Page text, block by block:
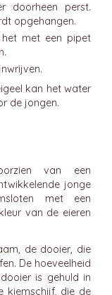
doorheen perst.
opgehangen.
met een pipet
kan het water
de jongen.
van een
jonge
met een
van de eieren
de dooier, die
De hoeveelheid
is gehuld in
kiemschijf, die de